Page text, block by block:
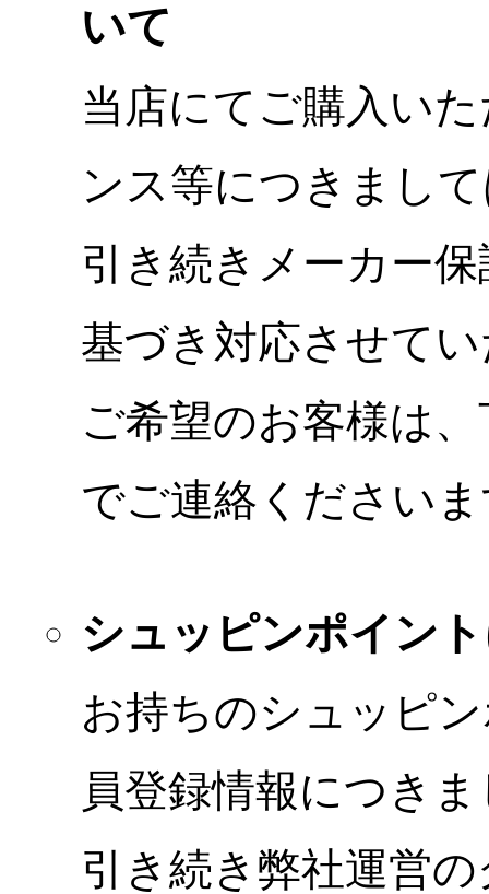
いて
当店にてご購入い
ンス等につきまし
引き続きメーカー
基づき対応させて
ご希望のお客様は
でご連絡ください
シュッピンポイン
お持ちのシュッピ
員登録情報につき
引き続き弊社運営